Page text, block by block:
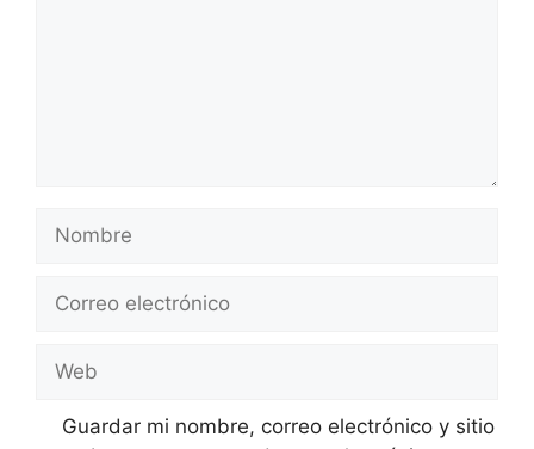
Nombre
Correo
Web
Guardar mi nombre, correo electrónico y sitio